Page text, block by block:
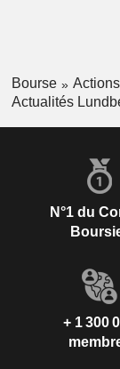
Bourse Actions
Actualités
N°1 du
+ 1 300